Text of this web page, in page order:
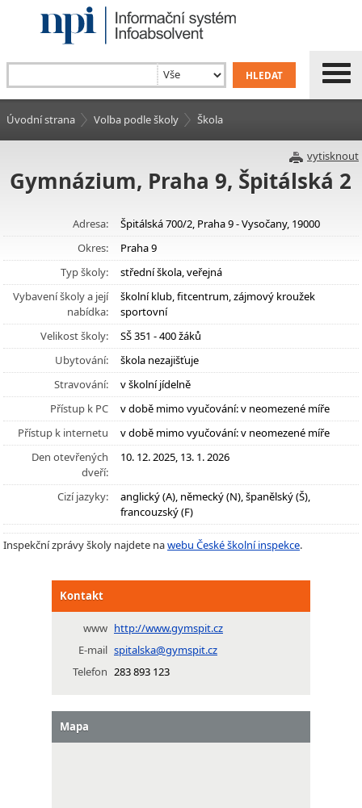
Úvodní strana Volba podle školy Škola
vytisknout
Gymnázium, Praha 9, Špitálská 2
Adresa:
Špitálská 700/2, Praha 9 - Vysočany, 19000
Okres:
Praha 9
Typ školy:
střední škola, veřejná
Vybavení školy a její
nabídka:
školní klub, fitcentrum, zájmový kroužek
sportovní
Velikost školy:
SŠ 351 - 400 žáků
Ubytování:
škola nezajišťuje
Stravování:
v školní jídelně
Přístup k PC
v době mimo vyučování: v neomezené míře
Přístup k internetu
v době mimo vyučování: v neomezené míře
Den otevřených
dveří:
10. 12. 2025, 13. 1. 2026
Cizí jazyky:
anglický (A), německý (N), španělský (Š),
francouzský (F)
Inspekční zprávy školy najdete nawebu České školní inspekce.
Kontakt
www http://www.gymspit.cz
E-mail spitalska@gymspit.cz
Telefon 283 893 123
Mapa